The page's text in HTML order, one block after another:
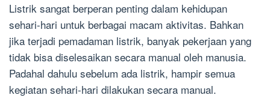
Listrik sangat berperan penting dalam kehidupan
sehari-hari untuk berbagai macam aktivitas. Bahkan
jika terjadi pemadaman listrik, banyak pekerjaan yang
tidak bisa diselesaikan secara manual oleh manusia.
Padahal dahulu sebelum ada listrik, hampir semua
kegiatan sehari-hari dilakukan secara manual.